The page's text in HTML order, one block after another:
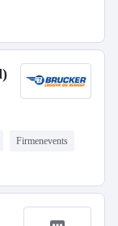
Firmenevents